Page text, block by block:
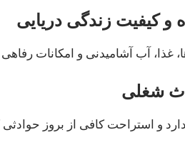
غذا، آب آشامیدنی و امکانات
و استراحت کافی از بروز